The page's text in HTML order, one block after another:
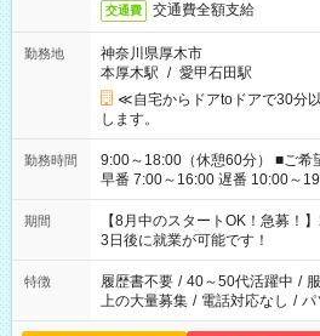
交通費 交通費全額支給
勤務地
神奈川県厚木市
本厚木駅 / 愛甲石田駅
≪自宅からドアtoドアで30分
します。
勤務時間
9:00～18:00（休憩60分） ■ご希望があれば下記シフトもOK！
早番 7:00～16:00 遅番 10:00～19:00
と休みを合わせたい」 「余裕を
「できれば残業はしたくない」
ね。 ※Wワーク希望の方へ 今ご覧のお仕事で希望する勤務時間
と、もう1つのお仕事の勤務時間
合は応募できません。
期間
【8月中のスタートOK！急募
3日後に就業が可能です！
特徴 履歴書不要 / 40～50代活躍中 /
上の大量募集 / 電話対応なし / パ